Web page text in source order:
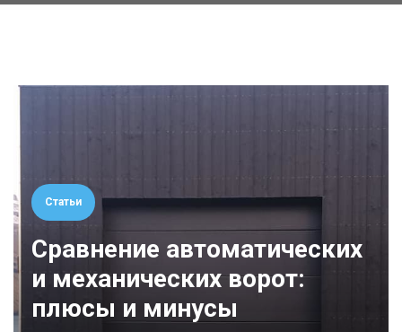
Статьи
Сравнение автоматических
и механических ворот:
плюсы и минусы